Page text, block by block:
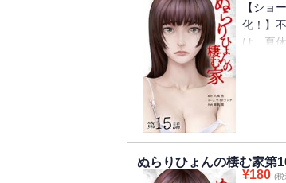
【ショ
化！】
は、夏
と、居
ぬらりひょんの棲む家第
¥180 (税